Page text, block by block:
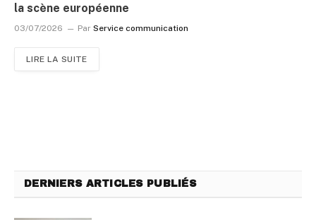
la scène européenne
03/07/2026 Par Service communication
LIRE LA SUITE
DERNIERS ARTICLES PUBLIÉS